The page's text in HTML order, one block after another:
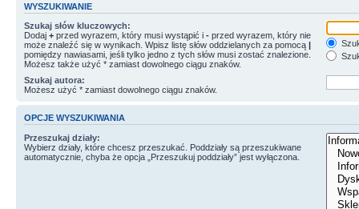
WYSZUKIWANIE
Szukaj słów kluczowych:
Dodaj + przed wyrazem, który musi wystąpić i - przed wyrazem, który nie
może znaleźć się w wynikach. Wpisz listę słów oddzielanych za pomocą |
pomiędzy nawiasami, jeśli tylko jedno z tych słów musi zostać znalezione.
Możesz także użyć * zamiast dowolnego ciągu znaków.
Szukaj autora:
Możesz użyć * zamiast dowolnego ciągu znaków.
OPCJE WYSZUKIWANIA
Przeszukaj działy:
Wybierz działy, które chcesz przeszukać. Poddziały są przeszukiwane
automatycznie, chyba że opcja „Przeszukuj poddziały” jest wyłączona.